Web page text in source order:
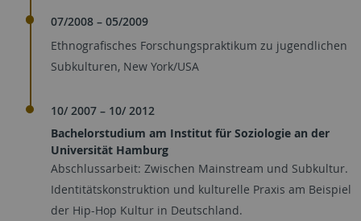
07/2008 – 05/2009
Ethnografisches Forschungspraktikum zu jugendlichen
Subkulturen, New York/USA
10/ 2007 – 10/ 2012
Bachelorstudium am Institut für Soziologie an der
Universität Hamburg
Abschlussarbeit: Zwischen Mainstream und Subkultur.
Identitätskonstruktion und kulturelle Praxis am Beispiel
der Hip-Hop Kultur in Deutschland.